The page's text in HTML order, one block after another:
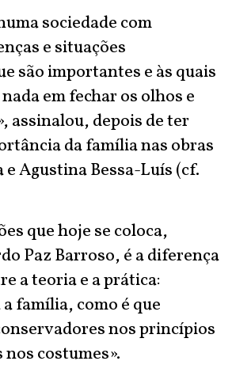
sociedade com
e situações
são importantes e às quais
em fechar os olhos e
assinalou, depois de ter
da família nas obras
e Agustina Bessa-Luís (cf.
que hoje se coloca,
Paz Barroso, é a diferença
a teoria e a prática:
família, como é que
nos princípios
costumes».